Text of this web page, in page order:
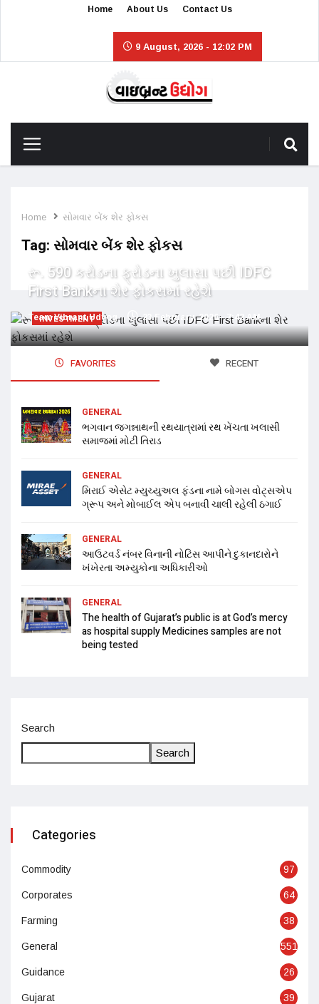
Home About Us Contact Us
9 August, 2026 - 12:02 PM
Home સોમવાર બેંક શેર ફોકસ
Tag: સોમવાર બેંક શેર ફોકસ
INVESTMENT
રૂ. 590 કરોડના ફ્રોડના ખુલાસા પછી IDFC
First Bankના શેર ફોકસમાં રહેશે
Team Vibrant Udyog 23 February, 2026 - 7:42 AM
FAVORITES RECENT
GENERAL
ભગવાન જગન્નાથની રથયાત્રામાં રથ ખેંચતા ખલાસી
સમાજમાં મોટી તિરાડ
GENERAL
મિરાઈ એસેટ મ્યુચ્યુઅલ ફંડના નામે બોગસ વોટ્સએપ
ગ્રૂપ અને મોબાઈલ એપ બનાવી ચાલી રહેલી ઠગાઈ
GENERAL
આઉટવર્ડ નંબર વિનાની નોટિસ આપીને દુકાનદારોને
ખંખેરતા અમ્યુકોના અધિકારીઓ
GENERAL
The health of Gujarat’s public is at God’s mercy
as hospital supply Medicines samples are not
being tested
Search
Search
Categories
Commodity 97
Corporates 64
Farming 38
General 551
Guidance 26
Gujarat 39